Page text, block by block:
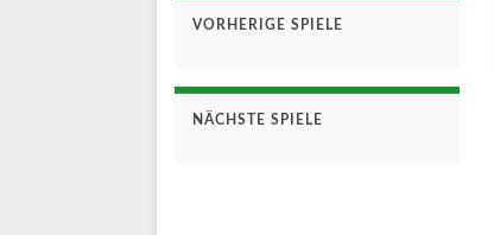
VORHERIGE SPIELE
NÄCHSTE SPIELE